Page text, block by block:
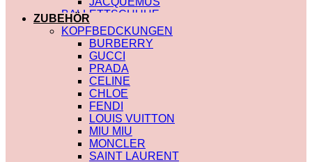
BALLETTSCHUHE
LOUIS VUITTON
ZUBEHÖR
KOPFBEDCKUNGEN
BURBERRY
GUCCI
PRADA
CELINE
CHLOE
FENDI
LOUIS VUITTON
MIU MIU
MONCLER
SAINT LAURENT